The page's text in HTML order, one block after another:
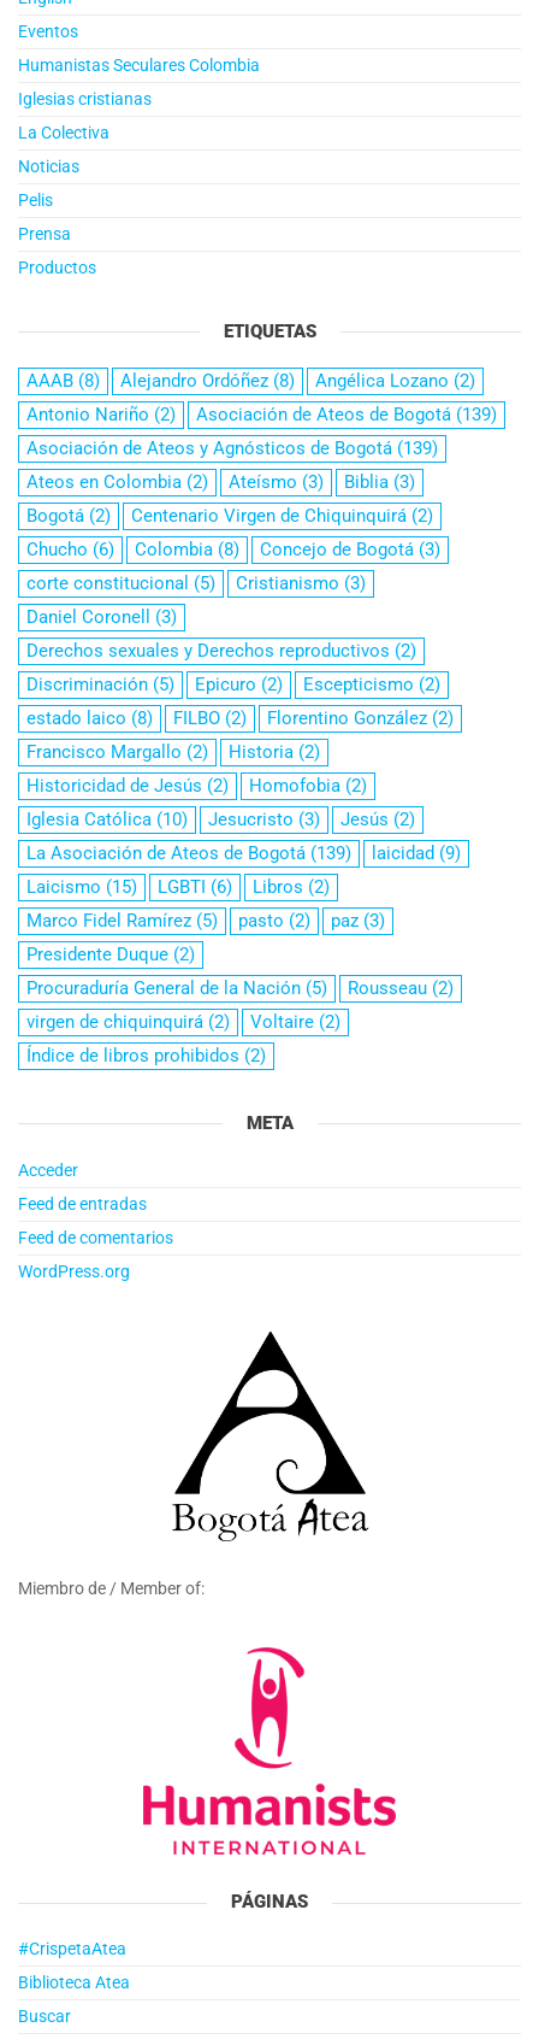
Eventos
Humanistas Seculares Colombia
Iglesias cristianas
La Colectiva
Noticias
Pelis
Prensa
Productos
ETIQUETAS
AAAB (8) Alejandro Ordóñez (8) Angélica Lozano (2)
Antonio Nariño (2) Asociación de Ateos de Bogotá (139)
Asociación de Ateos y Agnósticos de Bogotá (139)
Ateos en Colombia (2) Ateísmo (3) Biblia (3)
Bogotá (2) Centenario Virgen de Chiquinquirá (2)
Chucho (6) Colombia (8) Concejo de Bogotá (3)
corte constitucional (5) Cristianismo (3)
Daniel Coronell
(3)
Derechos sexuales y Derechos reproductivos (2)
Discriminación (5) Epicuro (2) Escepticismo (2)
estado laico (8) FILBO (2) Florentino González (2)
Francisco Margallo (2) Historia (2)
Historicidad de Jesús (2) Homofobia (2)
Iglesia Católica (10) Jesucristo (3) Jesús (2)
La Asociación de Ateos de Bogotá (139) laicidad (9)
Laicismo (15) LGBTI (6) Libros (2)
Marco Fidel Ramírez (5) pasto (2) paz (3)
Presidente Duque (2)
Procuraduría General de la Nación (5) Rousseau (2)
virgen de chiquinquirá (2) Voltaire (2)
Índice de libros prohibidos (2)
META
Acceder
Feed de entradas
Feed de comentarios
WordPress.org
Miembro de / Member of:
PÁGINAS
#CrispetaAtea
Biblioteca Atea
Buscar